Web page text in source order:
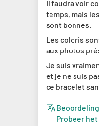
Il faudra voir
temps, mais
sont bonnes.
Les coloris
aux photos
Je suis
et je ne suis
ce bracelet
Probeer